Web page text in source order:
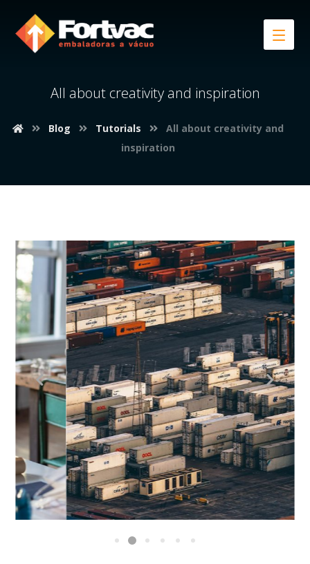
All about creativity and inspiration
Blog Tutorials
All about creativity and
inspiration